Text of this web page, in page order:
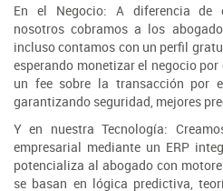
En el Negocio: A diferencia de
nosotros cobramos a los
incluso contamos con un perfil
esperando monetizar el negocio
un fee sobre la transacción por
garantizando seguridad, mejores
Y en nuestra Tecnología:
empresarial mediante un ERP
potencializa al abogado con
se basan en lógica predictiva,